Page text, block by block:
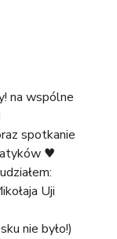
na wspólne
spotkanie
♥
Uji
nie było!)